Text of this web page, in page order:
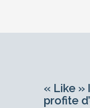
« Like »
profite